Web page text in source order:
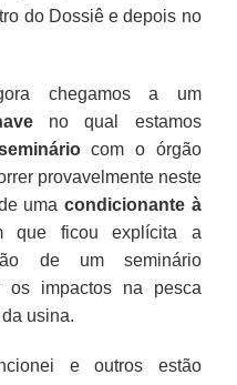
do Dossiê e depois no
chegamos a um
no qual estamos
com o órgão
provavelmente neste
umacondicionante à
que ficou explícita a
de um seminário
os impactos na pesca
usina.
e outros estão